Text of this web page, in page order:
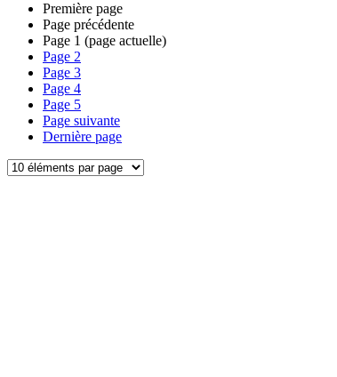
Première page
Page précédente
Page 1 (page actuelle)
Page 2
Page 3
Page 4
Page 5
Page suivante
Dernière page